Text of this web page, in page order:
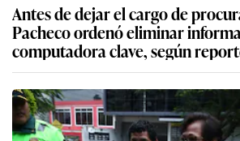
Antes de dejar el cargo de
Pacheco ordenó eliminar
computadora clave, según